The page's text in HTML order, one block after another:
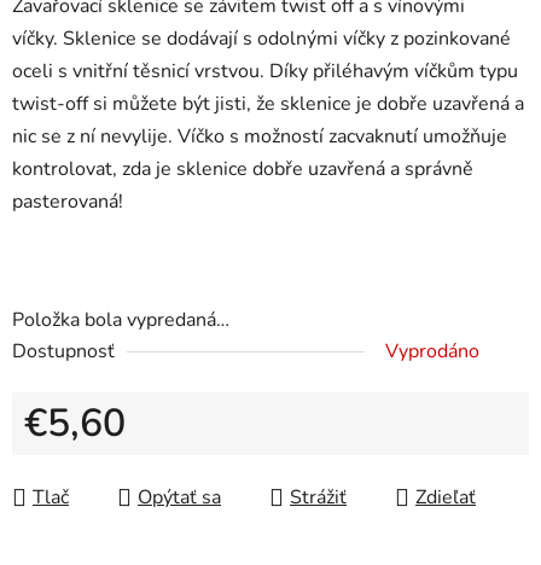
Zavařovací sklenice se závitem twist off a s vínovými
víčky. Sklenice se dodávají s odolnými víčky z pozinkované
oceli s vnitřní těsnicí vrstvou. Díky přiléhavým víčkům typu
twist-off si můžete být jisti, že sklenice je dobře uzavřená a
nic se z ní nevylije. Víčko s možností zacvaknutí umožňuje
kontrolovat, zda je sklenice dobře uzavřená a správně
pasterovaná!
Položka bola vypredaná…
Dostupnosť
Vyprodáno
€5,60
Tlač
Opýtať sa Strážiť Zdieľať